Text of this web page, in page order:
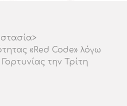
>
«Red Code» λόγω
την Τρίτη